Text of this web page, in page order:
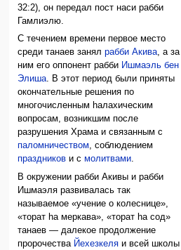
32:2), он передал пост наси рабби
Гамлиэлю.
С течением времени первое место
среди танаев занялрабби Акива, а за
ним его оппонент рабби Ишмаэль бен
Элиша. В этот период были приняты
окончательные решения по
многочисленным hалахическим
вопросам, возникшим после
разрушения Храма и связанным с
паломничеством, соблюдением
праздников и смолитвами.
В окружении рабби Акивы и рабби
Ишмаэля развивалась так
называемое «учение о колеснице»,
«торат hа меркава», «торат hа сод»
танаев — далекое продолжение
пророчества Йехезкеля и всей школы